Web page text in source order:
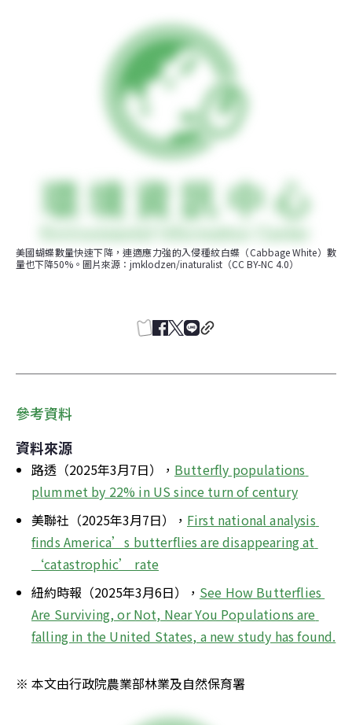
美國蝴蝶數量快速下降，連適應力強的入侵種紋白蝶（Cabbage White）數
量也下降50%。圖片來源：jmklodzen/inaturalist（CC BY-NC 4.0）
參考資料
資料來源
路透（2025年3月7日）， Butterfly populations
plummet by 22% in US since turn of century
美聯社（2025年3月7日）， First national analysis
finds America’s butterflies are disappearing at
‘catastrophic’ rate
紐約時報（2025年3月6日）， See How Butterflies
Are Surviving, or Not, Near You Populations are
falling in the United States, a new study has found.
※ 本文由行政院農業部林業及自然保育署